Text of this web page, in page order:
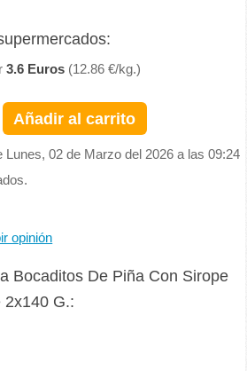
3.6 Euros (12.86 €/kg.)
Añadir al carrito
02 de Marzo del 2026 a las 09:24
opinión
Bocaditos De Piña Con Sirope
2x140 G.: